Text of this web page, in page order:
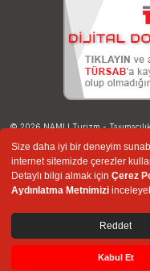
Size daha iyi bir deneyim
internet sitemizde çerezler
Detaylı bilgi almak içinÇerez
Aydınlatma Metnimizi
Reddet
Kabul Et
Seyahat ve Tur
Servis ve Vip
© 2026 NAMLI Turizm -